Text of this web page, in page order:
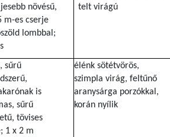
növésű,
m-es cserje
lombbal;
telt virágú
sűrű
is
sűrű
tövises
1 x 2 m
élénk sötétvörös,
szimpla virág, feltűnő
aranysárga porzókkal,
korán nyílik